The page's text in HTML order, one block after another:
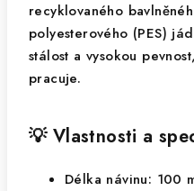
recyklovaného
polyesterového (PES)
stálost a vysokou
pracuje.
💡 Vlastnosti a
Délka návinu: 100